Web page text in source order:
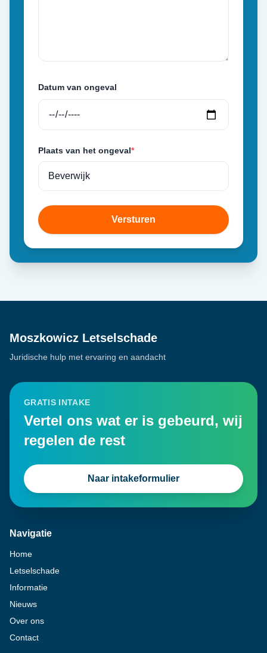
Datum van ongeval
Plaats van het ongeval*
Versturen
Moszkowicz Letselschade
Juridische hulp met ervaring en aandacht
GRATIS INTAKE
Vertel ons wat er is gebeurd, wij
regelen de rest
Naar intakeformulier
Navigatie
Home
Letselschade
Informatie
Nieuws
Over ons
Contact